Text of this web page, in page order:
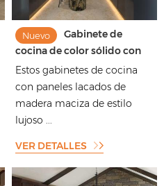
Nuevo
Gabinete de
cocina de color sólido con
diseño de lujo ligero y
paneles lacados
Estos gabinetes de cocina
con paneles lacados de
madera maciza de estilo
lujoso ...
VER DETALLES